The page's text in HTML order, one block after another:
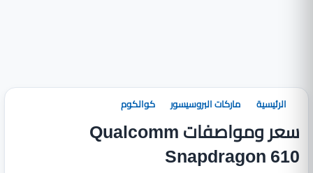
الرئيسية ماركات البروسيسور كوالكوم
سعر ومواصفات Qualcomm
Snapdragon 610